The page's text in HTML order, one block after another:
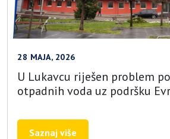
28 MAJA, 2026
U Lukavcu riješen problem
otpadnih voda uz podršku
Saznaj više